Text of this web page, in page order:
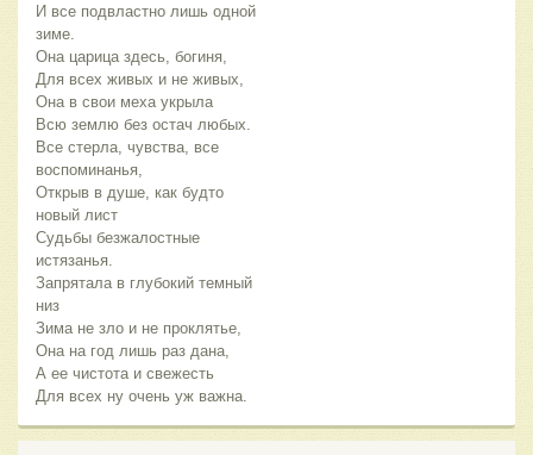
И все подвластно лишь одной
зиме.
Она царица здесь, богиня,
Для всех живых и не живых,
Она в свои меха укрыла
Всю землю без остач любых.
Все стерла, чувства, все
воспоминанья,
Открыв в душе, как будто
новый лист
Судьбы безжалостные
истязанья.
Запрятала в глубокий темный
низ
Зима не зло и не проклятье,
Она на год лишь раз дана,
А ее чистота и свежесть
Для всех ну очень уж важна.